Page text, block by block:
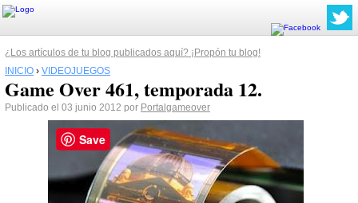
¿Los artículos de tu blog publicados aquí? ¡Propón tu blog!
INICIO › VIDEOJUEGOS
Game Over 461, temporada 12.
Publicado el 03 junio 2012 por Portalgameover
Save